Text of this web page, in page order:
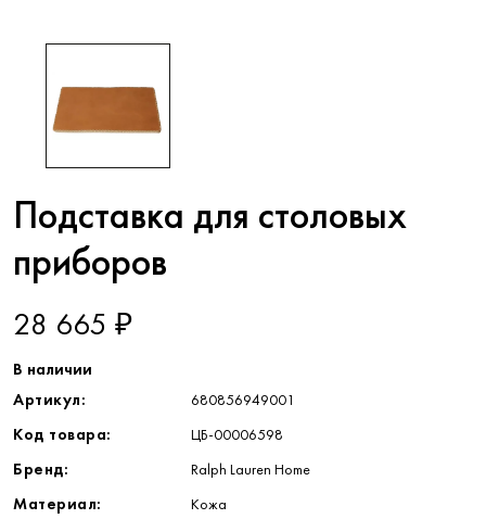
Подставка для столовых
приборов
28 665 ₽
В наличии
Артикул:
680856949001
Код товара: ЦБ-00006598
Бренд: Ralph Lauren Home
Материал: Кожа